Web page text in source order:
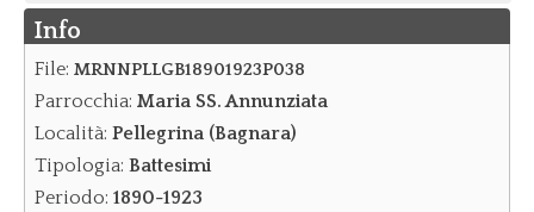
Contatti
Dove siamo/Messaggi
Info
File: MRNNPLLGB18901923P038
Parrocchia: Maria SS. Annunziata
Località: Pellegrina (Bagnara)
Tipologia: Battesimi
Periodo: 1890-1923